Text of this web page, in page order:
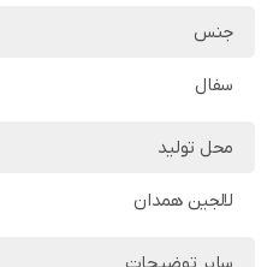
جنس
سفال
محل تولید
لالجین همدان